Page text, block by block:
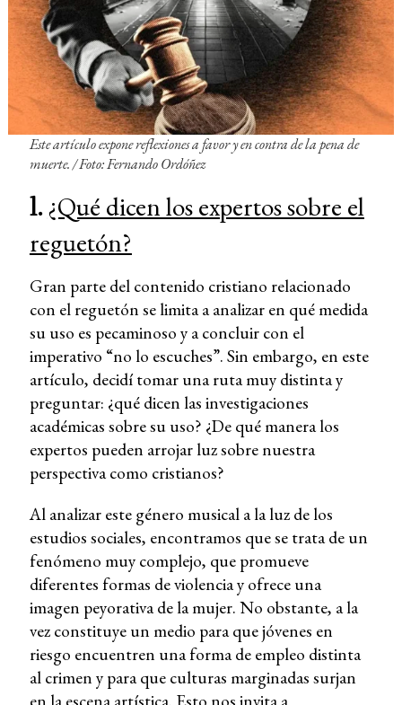
Este artículo expone reflexiones a favor y en contra de la pena de
muerte. / Foto: Fernando Ordóñez
1.¿Qué dicen los expertos sobre el
reguetón?
Gran parte del contenido cristiano relacionado
con el reguetón se limita a analizar en qué medida
su uso es pecaminoso y a concluir con el
imperativo “no lo escuches”. Sin embargo, en este
artículo, decidí tomar una ruta muy distinta y
preguntar: ¿qué dicen las investigaciones
académicas sobre su uso? ¿De qué manera los
expertos pueden arrojar luz sobre nuestra
perspectiva como cristianos?
Al analizar este género musical a la luz de los
estudios sociales, encontramos que se trata de un
fenómeno muy complejo, que promueve
diferentes formas de violencia y ofrece una
imagen peyorativa de la mujer. No obstante, a la
vez constituye un medio para que jóvenes en
riesgo encuentren una forma de empleo distinta
al crimen y para que culturas marginadas surjan